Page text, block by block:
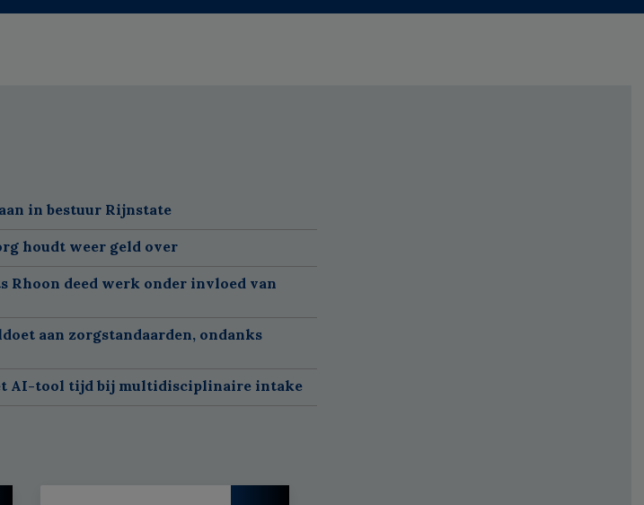
in bestuur Rijnstate
houdt weer geld over
Rhoon deed werk onder invloed van
aan zorgstandaarden, ondanks
AI-tool tijd bij multidisciplinaire intake